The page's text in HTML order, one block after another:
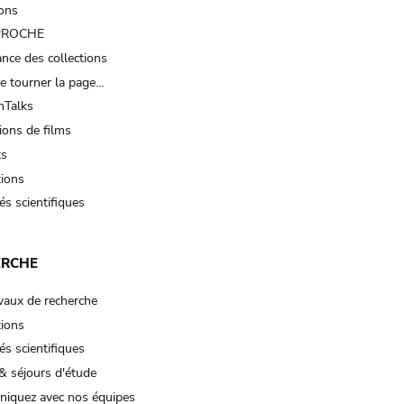
des collections
tourner la page…
de films
scientifiques
de recherche
scientifiques
séjours d'étude
avec nos équipes